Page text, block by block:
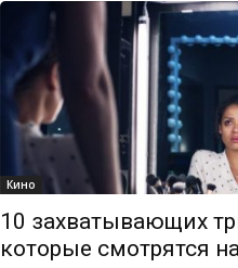
Кино
10 захватывающих
которые смотрятся